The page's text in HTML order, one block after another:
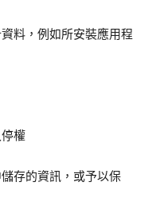
料，例如所安裝應用程
權
存的資訊，或予以保